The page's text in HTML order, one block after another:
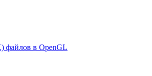
файлов в OpenGL